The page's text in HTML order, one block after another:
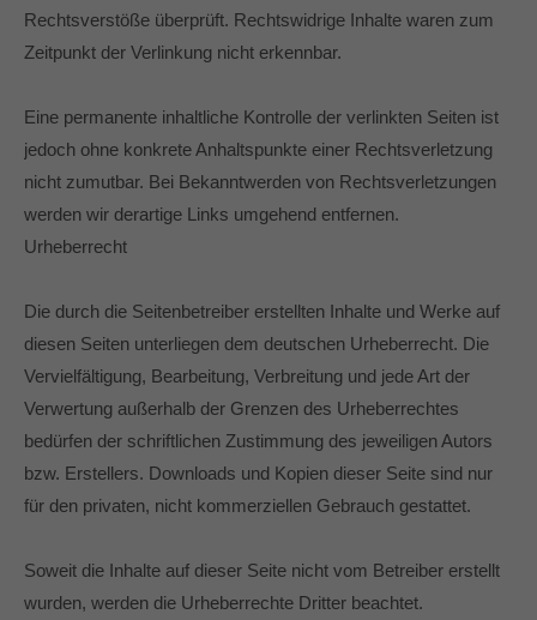
Rechtsverstöße überprüft. Rechtswidrige Inhalte waren zum
Zeitpunkt der Verlinkung nicht erkennbar.
Eine permanente inhaltliche Kontrolle der verlinkten Seiten ist
jedoch ohne konkrete Anhaltspunkte einer Rechtsverletzung
nicht zumutbar. Bei Bekanntwerden von Rechtsverletzungen
werden wir derartige Links umgehend entfernen.
Urheberrecht
Die durch die Seitenbetreiber erstellten Inhalte und Werke auf
diesen Seiten unterliegen dem deutschen Urheberrecht. Die
Vervielfältigung, Bearbeitung, Verbreitung und jede Art der
Verwertung außerhalb der Grenzen des Urheberrechtes
bedürfen der schriftlichen Zustimmung des jeweiligen Autors
bzw. Erstellers. Downloads und Kopien dieser Seite sind nur
für den privaten, nicht kommerziellen Gebrauch gestattet.
Soweit die Inhalte auf dieser Seite nicht vom Betreiber erstellt
wurden, werden die Urheberrechte Dritter beachtet.